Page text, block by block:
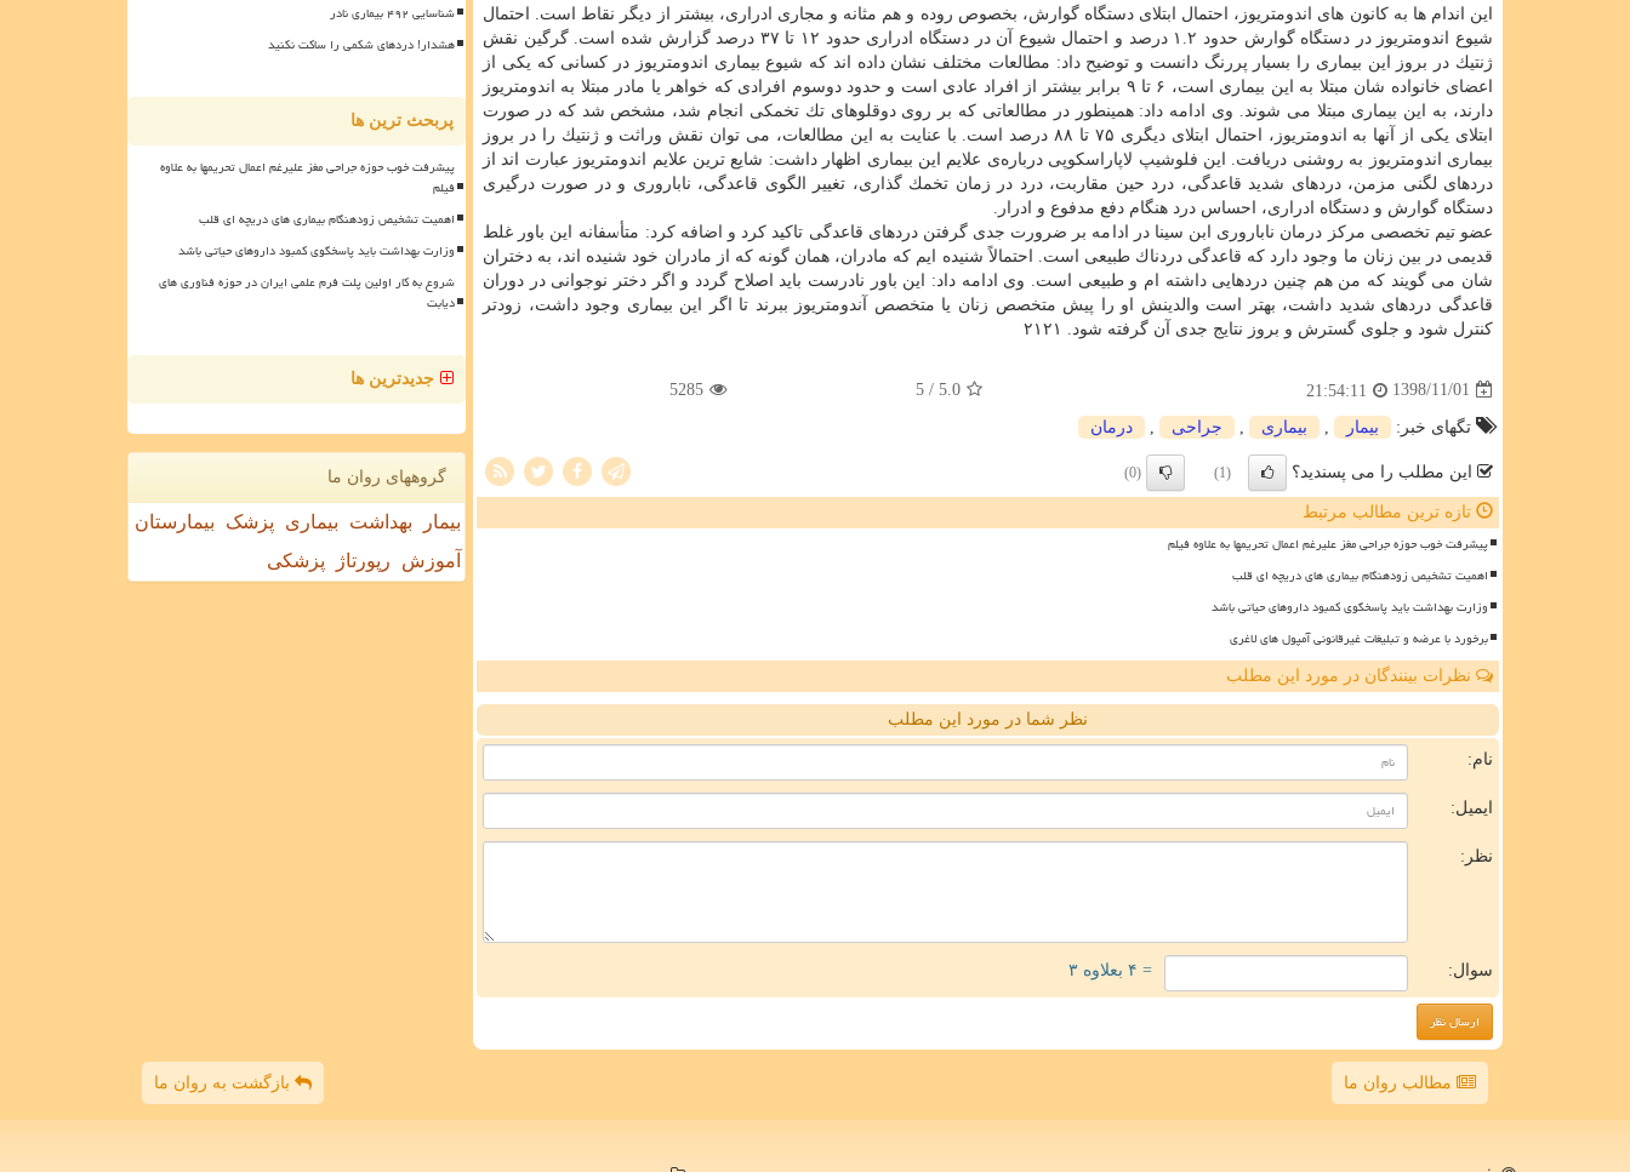
این اندام ها به كانون های اندومتریوز، احتمال ابتلای دستگاه گوارش، بخصوص روده و هم مثانه و مجاری ادراری، بیشتر از دیگر نقاط است. احتمال
شیوع اندومتریوز در دستگاه گوارش حدود ۱.۲ درصد و احتمال شیوع آن در دستگاه ادراری حدود ۱۲ تا ۳۷ درصد گزارش شده است. گرگین نقش
ژنتیك در بروز این بیماری را بسیار پررنگ دانست و توضیح داد: مطالعات مختلف نشان داده اند كه شیوع بیماری اندومتریوز در كسانی كه یكی از
اعضای خانواده شان مبتلا به این بیماری است، ۶ تا ۹ برابر بیشتر از افراد عادی است و حدود دوسوم افرادی كه خواهر یا مادر مبتلا به اندومتریوز
دارند، به این بیماری مبتلا می شوند. وی ادامه داد: همینطور در مطالعاتی كه بر روی دوقلوهای تك تخمكی انجام شد، مشخص شد كه در صورت
ابتلای یكی از آنها به اندومتریوز، احتمال ابتلای دیگری ۷۵ تا ۸۸ درصد است. با عنایت به این مطالعات، می توان نقش وراثت و ژنتیك را در بروز
بیماری اندومتریوز به روشنی دریافت. این فلوشیپ لاپاراسكوپی درباره‌ی علایم این بیماری اظهار داشت: شایع ترین علایم اندومتریوز عبارت اند از
دردهای لگنی مزمن، دردهای شدید قاعدگی، درد حین مقاربت، درد در زمان تخمك گذاری، تغییر الگوی قاعدگی، ناباروری و در صورت درگیری
دستگاه گوارش و دستگاه ادراری، احساس درد هنگام دفع مدفوع و ادرار.
عضو تیم تخصصی مركز درمان ناباروری ابن سینا در ادامه بر ضرورت جدی گرفتن دردهای قاعدگی تاكید كرد و اضافه كرد: متأسفانه این باور غلط
قدیمی در بین زنان ما وجود دارد كه قاعدگی دردناك طبیعی است. احتمالاً شنیده ایم كه مادران، همان گونه كه از مادران خود شنیده اند، به دختران
شان می گویند كه من هم چنین دردهایی داشته ام و طبیعی است. وی ادامه داد: این باور نادرست باید اصلاح گردد و اگر دختر نوجوانی در دوران
قاعدگی دردهای شدید داشت، بهتر است والدینش او را پیش متخصص زنان یا متخصص آندومتریوز ببرند تا اگر این بیماری وجود داشت، زودتر
كنترل شود و جلوی گسترش و بروز نتایج جدی آن گرفته شود. ۲۱۲۱
1398/11/01
21:54:11
5.0
/ 5
5285
تگهای خبر: بیمار بیماری جراحی درمان
این مطلب را می پسندید؟ (1)
(0)
تازه ترین مطالب مرتبط
پیشرفت خوب حوزه جراحی مغز علیرغم اعمال تحریمها به علاوه فیلم
اهمیت تشخیص زودهنگام بیماری های دریچه ای قلب
وزارت بهداشت باید پاسخگوی کمبود داروهای حیاتی باشد
برخورد با عرضه و تبلیغات غیرقانونی آمپول های لاغری
نظرات بینندگان در مورد این مطلب
نظر شما در مورد این مطلب
نام:
ایمیل:
نظر:
سوال: = ۴ بعلاوه ۳
شناسایی ۴۹۲ بیماری نادر
هشدار! دردهای شکمی را ساکت نکنید
پربحث ترین ها
پیشرفت خوب حوزه جراحی مغز علیرغم اعمال تحریمها به علاوه
فیلم
اهمیت تشخیص زودهنگام بیماری های دریچه ای قلب
وزارت بهداشت باید پاسخگوی کمبود داروهای حیاتی باشد
شروع به کار اولین پلت فرم علمی ایران در حوزه فناوری های
دیابت
جدیدترین ها
گروههای روان ما
بیمار بهداشت بیماری پزشک
بیمارستان
آموزش
رپورتاژ پزشکی
مطالب روان ما بازگشت به روان ما